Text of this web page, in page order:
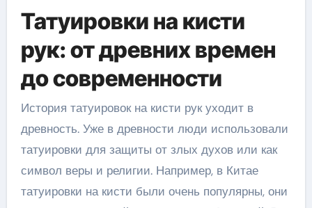
Татуировки на кисти
рук: от древних времен
до современности
История татуировок на кисти рук уходит в
древность. Уже в древности люди использовали
татуировки для защиты от злых духов или как
символ веры и религии. Например, в Китае
татуировки на кисти были очень популярны, они